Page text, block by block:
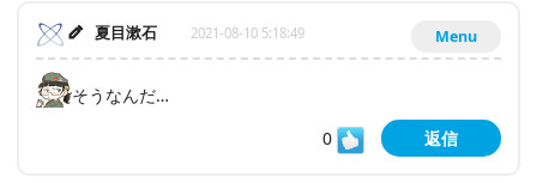
Menu
夏目漱石 2021-08-10 5:18:49
そうなんだ…
0
返信